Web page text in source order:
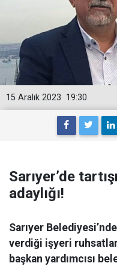
19:30
15 Aralık 2023
Sarıyer’de
adaylığı!
Sarıyer
verdiği işyeri
başkan yardımcısı